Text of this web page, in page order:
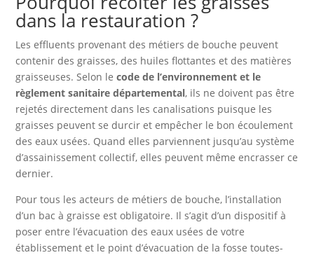
dans la restauration ?
Les effluents provenant des métiers de bouche peuvent
contenir des graisses, des huiles flottantes et des matières
graisseuses. Selon lecode de l’environnement et le
règlement sanitaire départemental, ils ne doivent pas être
rejetés directement dans les canalisations puisque les
graisses peuvent se durcir et empêcher le bon écoulement
des eaux usées. Quand elles parviennent jusqu’au système
d’assainissement collectif, elles peuvent même encrasser ce
dernier.
Pour tous les acteurs de métiers de bouche, l’installation
d’un bac à graisse est obligatoire. Il s’agit d’un dispositif à
poser entre l’évacuation des eaux usées de votre
établissement et le point d’évacuation de la fosse toutes-